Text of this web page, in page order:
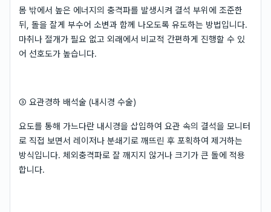
몸 밖에서 높은 에너지의 충격파를 발생시켜 결석 부위에 조준한
뒤, 돌을 잘게 부수어 소변과 함께 나오도록 유도하는 방법입니다.
마취나 절개가 필요 없고 외래에서 비교적 간편하게 진행할 수 있
어 선호도가 높습니다.
③ 요관경하 배석술 (내시경 수술)
요도를 통해 가느다란 내시경을 삽입하여 요관 속의 결석을 모니터
로 직접 보면서 레이저나 분쇄기로 깨뜨린 후 포획하여 제거하는
방식입니다. 체외충격파로 잘 깨지지 않거나 크기가 큰 돌에 적용
합니다.